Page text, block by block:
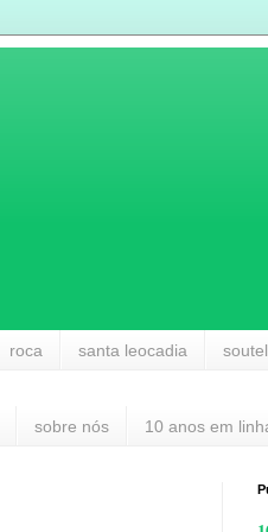
roca santa leocadia
sobre nós 10 anos em